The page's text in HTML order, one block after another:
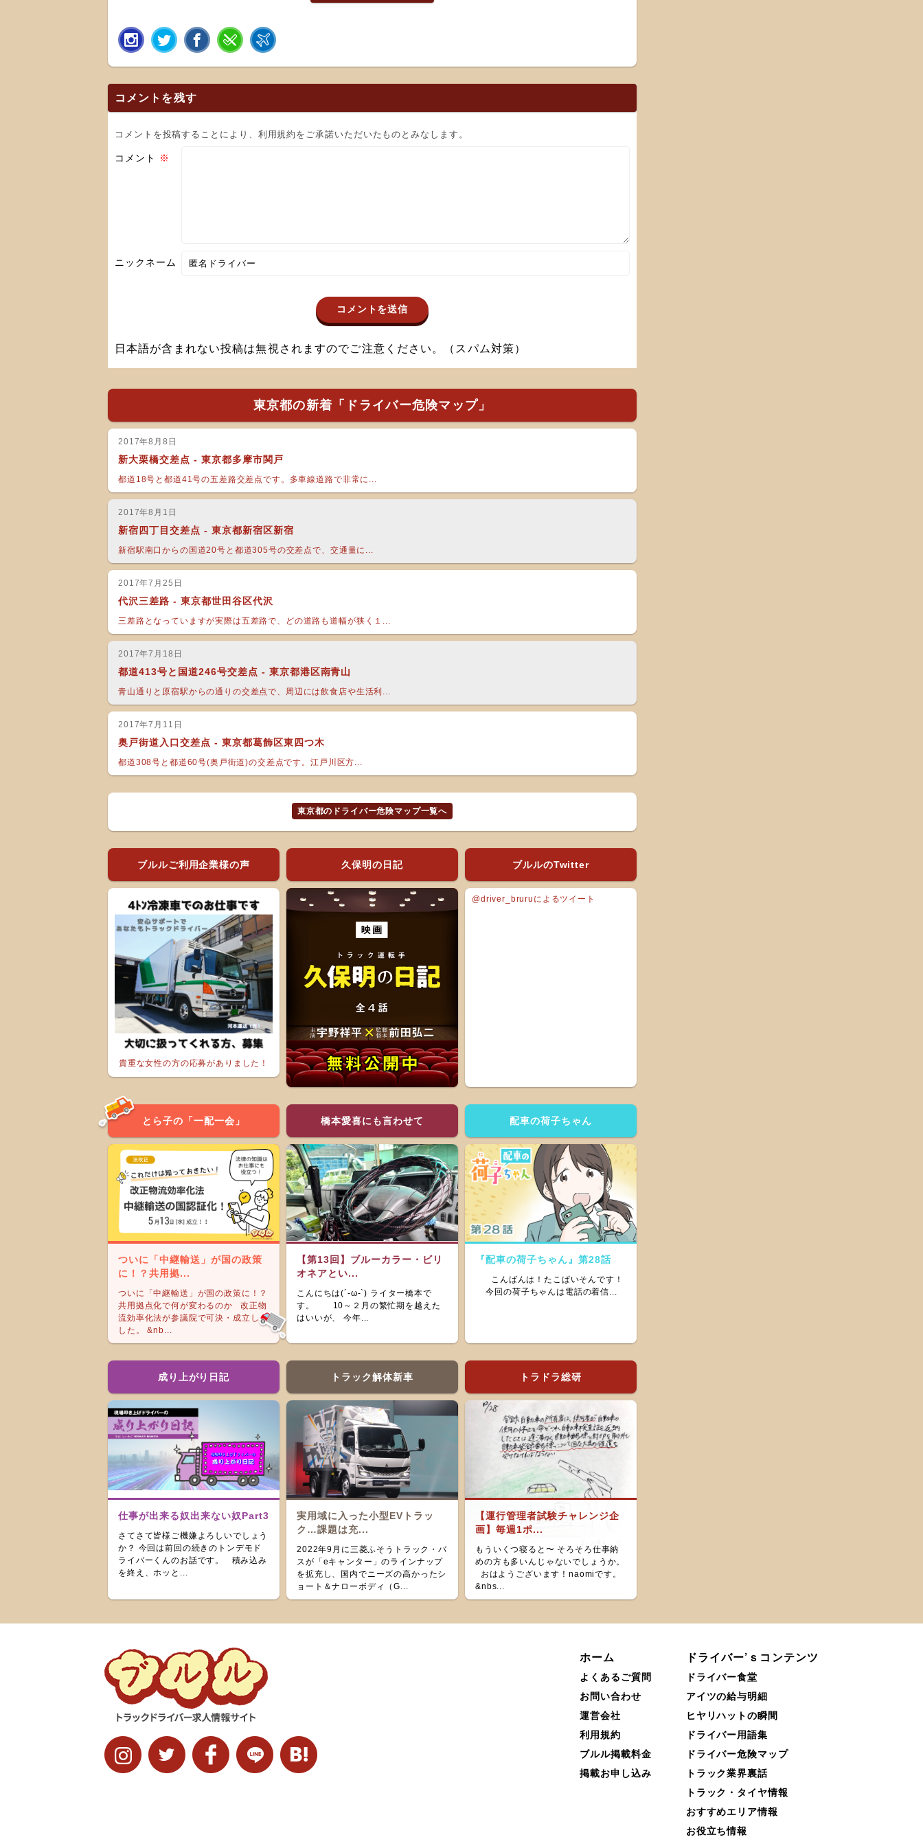
コメントを残す
コメントを投稿することにより、利用規約をご承諾いただいたものとみなします。
コメント ※
ニックネーム
日本語が含まれない投稿は無視されますのでご注意ください。（スパム対策）
東京都の新着「ドライバー危険マップ」
2017年8月8日
新大栗橋交差点 - 東京都多摩市関戸
都道18号と都道41号の五差路交差点です。多車線道路で非常に...
2017年8月1日
新宿四丁目交差点 - 東京都新宿区新宿
新宿駅南口からの国道20号と都道305号の交差点で、交通量に...
2017年7月25日
代沢三差路 - 東京都世田谷区代沢
三差路となっていますが実際は五差路で、どの道路も道幅が狭く１...
2017年7月18日
都道413号と国道246号交差点 - 東京都港区南青山
青山通りと原宿駅からの通りの交差点で、周辺には飲食店や生活利...
2017年7月11日
奥戸街道入口交差点 - 東京都葛飾区東四つ木
都道308号と都道60号(奥戸街道)の交差点です。江戸川区方...
東京都のドライバー危険マップ一覧へ
ブルルご利用企業様の声
貴重な女性の方の応募がありました！
久保明の日記 ブルルのTwitter
@driver_bruruによるツイート
とら子の「一配一会」
ついに「中継輸送」が国の政策
に！？共用拠...
ついに「中継輸送」が国の政策に！？
共用拠点化で何が変わるのか 改正物
流効率化法が参議院で可決・成立しま
した。 &nb...
橋本愛喜にも言わせて
【第13回】ブルーカラー・ビリ
オネアとい...
こんにちは(´-ω-`) ライター橋本で
す。 10～２月の繁忙期を越えた
はいいが、 今年...
配車の荷子ちゃん
『配車の荷子ちゃん』第28話
こんばんは！たこぱいそんです！
今回の荷子ちゃんは電話の着信...
成り上がり日記
仕事が出来る奴出来ない奴Part3
さてさて皆様ご機嫌よろしいでしょう
か？ 今回は前回の続きのトンデモド
ライバーくんのお話です。 積み込み
を終え、ホッと...
トラック解体新車
実用域に入った小型EVトラッ
ク…課題は充...
2022年9月に三菱ふそうトラック・バ
スが「eキャンター」のラインナップ
を拡充し、国内でニーズの高かったシ
ョート＆ナローボディ（G...
トラドラ総研
【運行管理者試験チャレンジ企
画】毎週1ポ...
もういくつ寝ると〜 そろそろ仕事納
めの方も多いんじゃないでしょうか。
おはようございます！naomiです。
&nbs...
ホーム
よくあるご質問
お問い合わせ
運営会社
利用規約
ブルル掲載料金
掲載お申し込み
ドライバー’ｓコンテンツ
ドライバー食堂
アイツの給与明細
ヒヤリハットの瞬間
ドライバー用語集
ドライバー危険マップ
トラック業界裏話
トラック・タイヤ情報
おすすめエリア情報
お役立ち情報